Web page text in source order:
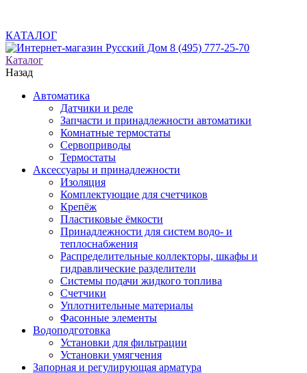
КАТАЛОГ
8 (495) 777-25-70
Каталог
Назад
Автоматика
Датчики и реле
Запчасти и принадлежности автоматики
Комнатные термостаты
Сервоприводы
Термостаты
Аксессуары и принадлежности
Изоляция
Комплектующие для счетчиков
Крепёж
Пластиковые ёмкости
Принадлежности для систем водо- и
теплоснабжения
Распределительные коллекторы, шкафы и
гидравлические разделители
Системы подачи жидкого топлива
Счетчики
Уплотнительные материалы
Фасонные элементы
Водоподготовка
Установки для фильтрации
Установки умягчения
Запорная и регулирующая арматура